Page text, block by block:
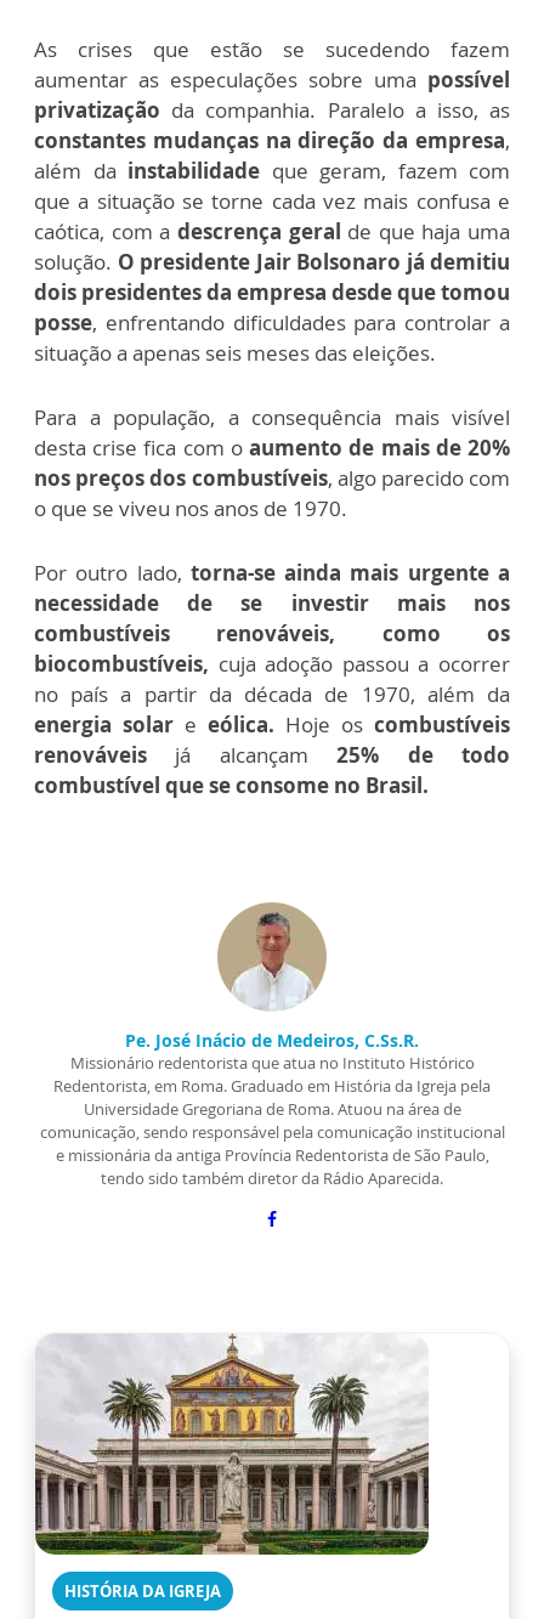
As crises que estão se sucedendo fazem
aumentar as especulações sobre uma possível
privatização da companhia. Paralelo a isso, as
constantes mudanças na direção da empresa,
além da instabilidade que geram, fazem com
que a situação se torne cada vez mais confusa e
caótica, com a descrença geral de que haja uma
solução. O presidente Jair Bolsonaro já demitiu
dois presidentes da empresa desde que tomou
posse, enfrentando dificuldades para controlar a
situação a apenas seis meses das eleições.
Para a população, a consequência mais visível
desta crise fica com oaumento de mais de 20%
nos preços dos combustíveis, algo parecido com
o que se viveu nos anos de 1970.
Por outro lado, torna-se ainda mais urgente a
necessidade de se investir mais nos
combustíveis renováveis, como os
biocombustíveis, cuja adoção passou a ocorrer
no país a partir da década de 1970, além da
energia solar e eólica. Hoje os combustíveis
renováveis já alcançam 25% de todo
combustível que se consome no Brasil.
Pe. José Inácio de Medeiros, C.Ss.R.
Missionário redentorista que atua no Instituto Histórico
Redentorista, em Roma. Graduado em História da Igreja pela
Universidade Gregoriana de Roma. Atuou na área de
comunicação, sendo responsável pela comunicação institucional
e missionária da antiga Província Redentorista de São Paulo,
tendo sido também diretor da Rádio Aparecida.
HISTÓRIA DA IGREJA